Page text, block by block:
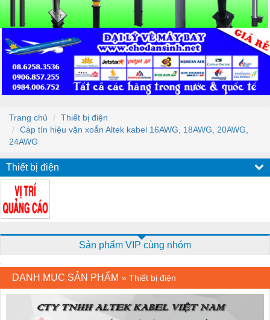
Trang chủ
Thiết bị điện
Cáp tín hiệu vặn xoắn Altek kabel 16AWG, 18AWG, 20AWG,
24AWG
Thiết bị điện
Sản phẩm VIP cùng nhóm
DANH MỤC SẢN PHẨM » Thiết bị điện